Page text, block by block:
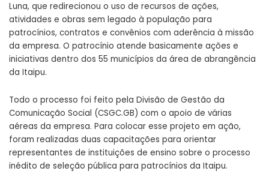
Luna, que redirecionou o uso de recursos de ações,
atividades e obras sem legado à população para
patrocínios, contratos e convênios com aderência à missão
da empresa. O patrocínio atende basicamente ações e
iniciativas dentro dos 55 municípios da área de abrangência
da Itaipu.
Todo o processo foi feito pela Divisão de Gestão da
Comunicação Social (CSGC.GB) com o apoio de várias
aéreas da empresa. Para colocar esse projeto em ação,
foram realizadas duas capacitações para orientar
representantes de instituições de ensino sobre o processo
inédito de seleção pública para patrocínios da Itaipu.